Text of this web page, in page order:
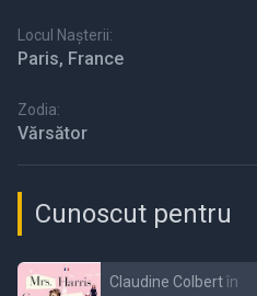
Locul Nașterii:
Paris, France
Zodia:
Vărsător
Cunoscut pentru
Claudine Colbertîn